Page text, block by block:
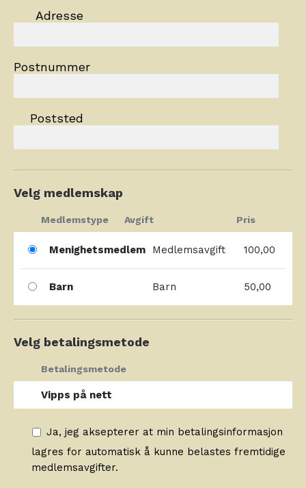
Adresse
Postnummer
Poststed
Velg medlemskap
Medlemstype Avgift Pris
Menighetsmedlem Medlemsavgift 100,00
Barn Barn 50,00
Velg betalingsmetode
Betalingsmetode
Vipps på nett
Ja, jeg aksepterer at min betalingsinformasjon
lagres for automatisk å kunne belastes fremtidige
medlemsavgifter.